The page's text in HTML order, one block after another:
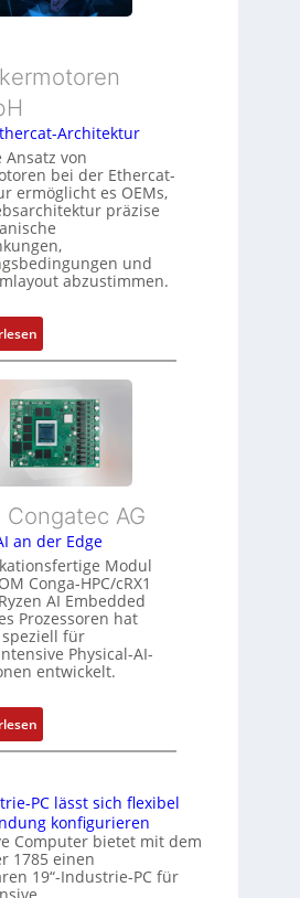
s
e
w
a
c
h
u
n
g
i
s
s
u
n
g
u
n
Z
u
s
t
a
n
d
ü
b
e
r
w
a
c
h
u
n
g
u
e
t
y
p
s
o
r
g
t
f
ü
r
m
e
h
r
i
s
t
u
n
g
Architektur
Ansatz von
bei der Ethercat-
ermöglicht es OEMs,
präzise
und
abzustimmen.
:
F
l
e
x
i
b
e
E
t
h
e
r
c
a
t
-
A
c
h
i
t
e
Congatec AG
an der Edge
Modul
Conga-HPC/cRX1
AI Embedded
Prozessoren hat
speziell für
Physical-AI-
entwickelt.
:
P
s
i
c
a
PC lässt sich flexibel
konfigurieren
Computer bietet mit dem
1785 einen
19“-Industrie-PC für